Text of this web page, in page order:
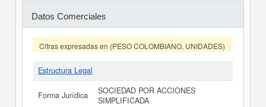
Datos Comerciales
Cifras expresadas en (PESO COLOMBIANO, UNIDADES)
Estructura Legal
Forma Jurídica
SOCIEDAD POR ACCIONES
SIMPLIFICADA